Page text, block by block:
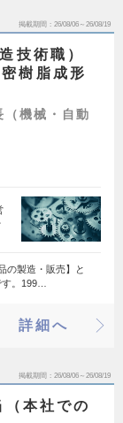
掲載期間 26/08/06～26/08/19
技術職）
樹脂成形
機械・自動
の製造・販売】と
。199…
詳細へ
掲載期間 26/08/06～26/08/19
（本社での